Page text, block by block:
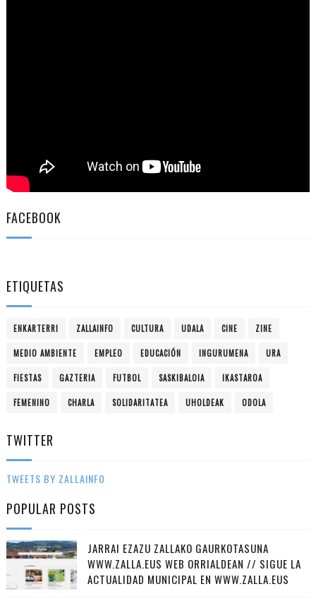
FACEBOOK
ETIQUETAS
ENKARTERRI ZALLAINFO CULTURA UDALA CINE ZINE
MEDIO AMBIENTE EMPLEO EDUCACIÓN INGURUMENA URA
FIESTAS GAZTERIA FUTBOL SASKIBALOIA IKASTAROA
FEMENINO CHARLA SOLIDARITATEA UHOLDEAK ODOLA
TWITTER
TWEETS BY ZALLAINFO
POPULAR POSTS
JARRAI EZAZU ZALLAKO GAURKOTASUNA
WWW.ZALLA.EUS WEB ORRIALDEAN // SIGUE LA
ACTUALIDAD MUNICIPAL EN WWW.ZALLA.EUS